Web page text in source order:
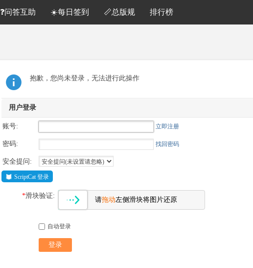
❓问答互助 ☀️每日签到 📏总版规 排行榜
抱歉，您尚未登录，无法进行此操作
用户登录
账号: 立即注册
密码: 找回密码
安全提问:
ScriptCat 登录
*滑块验证:
请拖动左侧滑块将图片还原
自动登录
登录